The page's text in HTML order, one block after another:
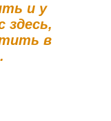
и у
здесь,
в